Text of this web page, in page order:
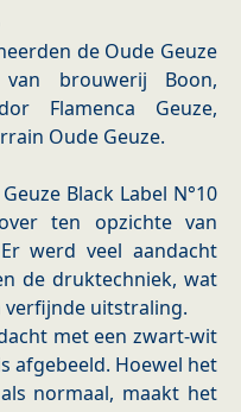
de Oude Geuze
brouwerij Boon,
Flamenca Geuze,
Oude Geuze.
Black Label N°10
ten opzichte van
werd veel aandacht
de druktechniek, wat
verfijnde uitstraling.
met een zwart-wit
afgebeeld. Hoewel het
normaal, maakt het